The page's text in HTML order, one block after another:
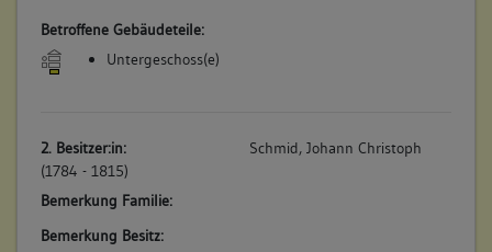
Betroffene Gebäudeteile:
Untergeschoss(e)
2. Besitzer:in:
(1784 - 1815)
Schmid, Johann Christoph
Bemerkung Familie:
Bemerkung Besitz: